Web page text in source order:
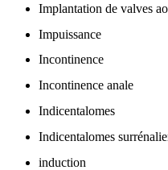
Implantation de valves
Impuissance
Incontinence
Incontinence anale
Indicentalomes
Indicentalomes
induction